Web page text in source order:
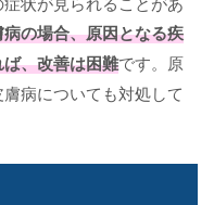
の場合、原因となる疾
、改善は困難です。原
病についても対処して